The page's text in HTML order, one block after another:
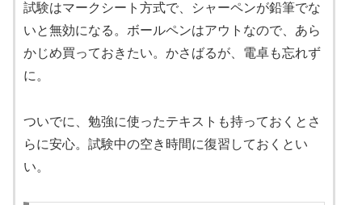
試験はマークシート方式で、シャーペンが鉛筆でな
いと無効になる。ボールペンはアウトなので、あら
かじめ買っておきたい。かさばるが、電卓も忘れず
に。
ついでに、勉強に使ったテキストも持っておくとさ
らに安心。試験中の空き時間に復習しておくとい
い。